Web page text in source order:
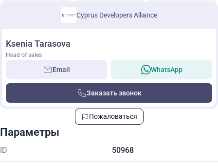
Cyprus Developers Alliance
Ksenia Tarasova
Head of sales
Email WhatsApp
Заказать звонок
Пожаловаться
Параметры
ID 50968